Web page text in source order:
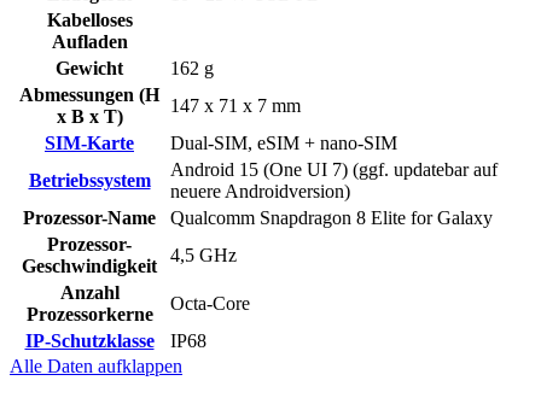
Kabelloses
Aufladen
Gewicht
162 g
Abmessungen (H
x B x T)
147 x 71 x 7 mm
SIM-Karte
Dual-SIM, eSIM + nano-SIM
Betriebssystem
Android 15 (One UI 7) (ggf. updatebar auf
neuere Androidversion)
Prozessor-Name
Qualcomm Snapdragon 8 Elite for Galaxy
Prozessor-
Geschwindigkeit
4,5 GHz
Anzahl
Prozessorkerne
Octa-Core
IP-Schutzklasse
IP68
Alle Daten aufklappen